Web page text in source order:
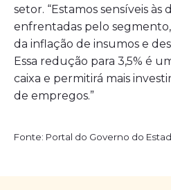
setor. “Estamos sensíveis às
enfrentadas pelo
da inflação de insumos e
Essa redução para 3,5% é
caixa e permitirá mais
de empregos.”
Fonte: Portal do Governo do